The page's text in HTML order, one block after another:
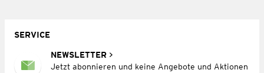
SERVICE
NEWSLETTER
Jetzt abonnieren und keine Angebote und Aktionen